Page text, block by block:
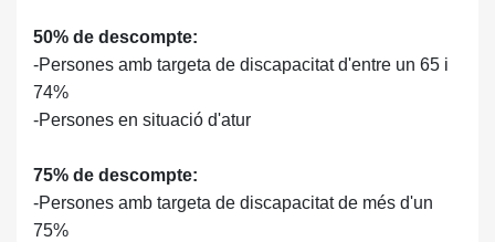
50% de descompte:
-Persones amb targeta de discapacitat d'entre un 65 i
74%
-Persones en situació d'atur
75% de descompte:
-Persones amb targeta de discapacitat de més d'un
75%